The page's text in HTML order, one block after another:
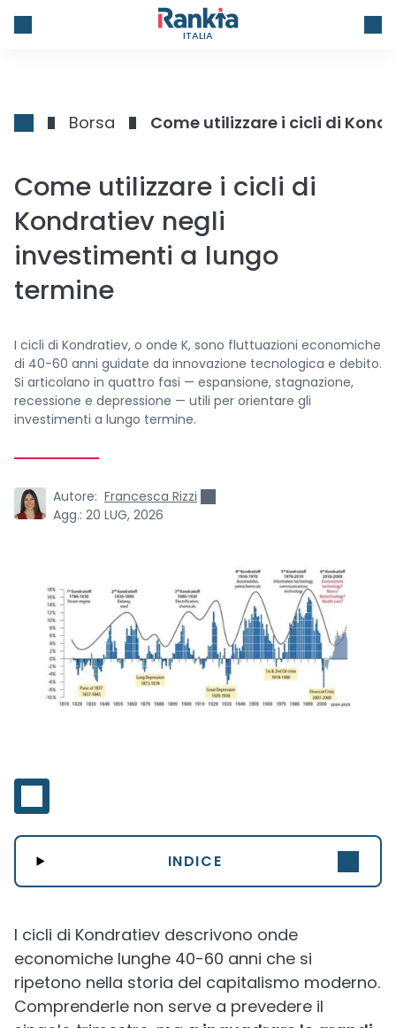
ITALIA
Borsa Come utilizzare i cicli di
Come utilizzare i cicli di
Kondratiev negli
investimenti a lungo
termine
I cicli di Kondratiev, o onde K, sono fluttuazioni economiche
di 40-60 anni guidate da innovazione tecnologica e debito.
Si articolano in quattro fasi — espansione, stagnazione,
recessione e depressione — utili per orientare gli
investimenti a lungo termine.
Autore: Francesca Rizzi
Agg.: 20 LUG, 2026
INDICE
I cicli di Kondratiev descrivono onde
economiche lunghe 40-60 anni che si
ripetono nella storia del capitalismo moderno.
Comprenderle non serve a prevedere il